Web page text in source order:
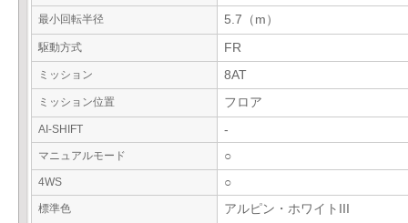
最小回転半径 5.7（m）
駆動方式 FR
ミッション 8AT
ミッション位置 フロア
AI-SHIFT -
マニュアルモード ○
4WS ○
標準色 アルピン・ホワイトIII